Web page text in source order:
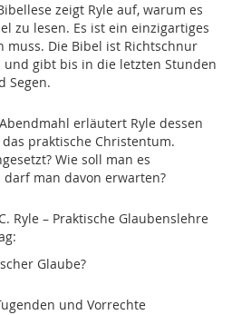
zeigt Ryle auf, warum es
zu lesen. Es ist ein einzigartiges
muss. Die Bibel ist Richtschnur
gibt bis in die letzten Stunden
Segen.
erläutert Ryle dessen
praktische Christentum.
Wie soll man es
man davon erwarten?
Ryle – Praktische Glaubenslehre
Glaube?
und Vorrechte